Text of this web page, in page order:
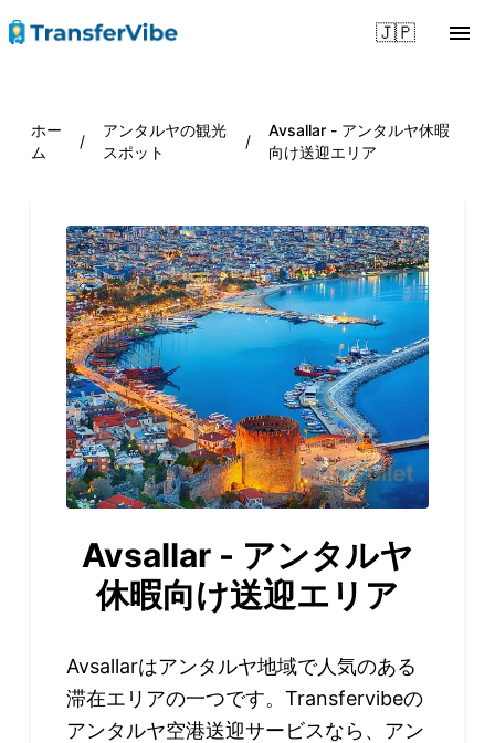
🇯🇵
ホー
ム
/
アンタルヤの観光
スポット
/
Avsallar - アンタルヤ休暇
向け送迎エリア
Avsallar - アンタルヤ
休暇向け送迎エリア
Avsallarはアンタルヤ地域で人気のある
滞在エリアの一つです。Transfervibeの
アンタルヤ空港送迎サービスなら、アン